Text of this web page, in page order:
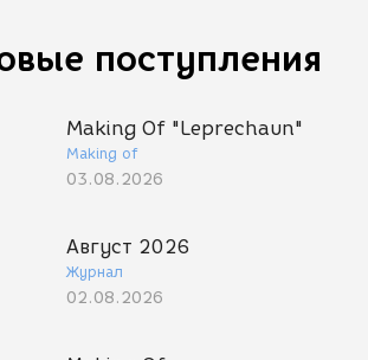
поступления
Making Of "Leprechaun"
Making of
03.08.2026
Август 2026
Журнал
02.08.2026